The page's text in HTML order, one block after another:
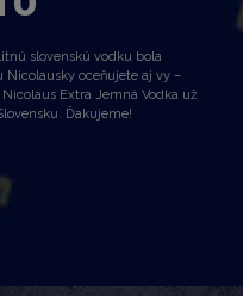
slovenskú vodku bola
Nicolausky oceňujete aj vy –
Nicolaus Extra Jemná Vodka už
Ďakujeme!